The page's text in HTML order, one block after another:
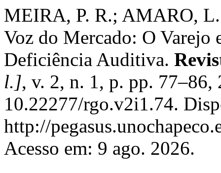
MEIRA, P. R.; AMARO,
Voz do Mercado: O Varejo
Deficiência Auditiva.
l.], v. 2, n. 1, p. pp.
10.22277/rgo.v2i1.74.
http://
Acesso em: 9 ago. 2026.